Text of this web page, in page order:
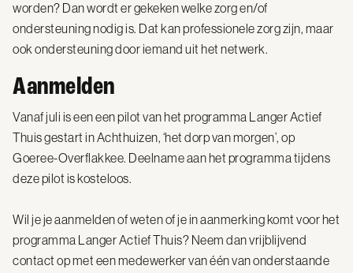
worden? Dan wordt er gekeken welke zorg en/of
ondersteuning nodig is. Dat kan professionele zorg zijn, maar
ook ondersteuning door iemand uit het netwerk.
Aanmelden
Vanaf juli is een een pilot van het programma Langer Actief
Thuis gestart in Achthuizen, ‘het dorp van morgen’, op
Goeree-Overflakkee. Deelname aan het programma tijdens
deze pilot is kosteloos.
Wil je je aanmelden of weten of je in aanmerking komt voor het
programma Langer Actief Thuis? Neem dan vrijblijvend
contact op met een medewerker van één van onderstaande